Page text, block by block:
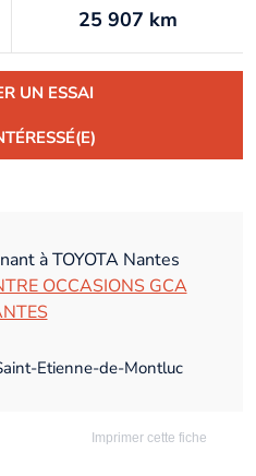
25 907 km
UN ESSAI
à TOYOTA Nantes
OCCASIONS GCA
Etienne-de-Montluc
Imprimer cette fiche